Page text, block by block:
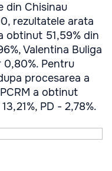
din Chisinau
rezultatele arata
obtinut 51,59% din
Valentina Buliga
0,80%. Pentru
procesarea a
a obtinut
PD - 2,78%.